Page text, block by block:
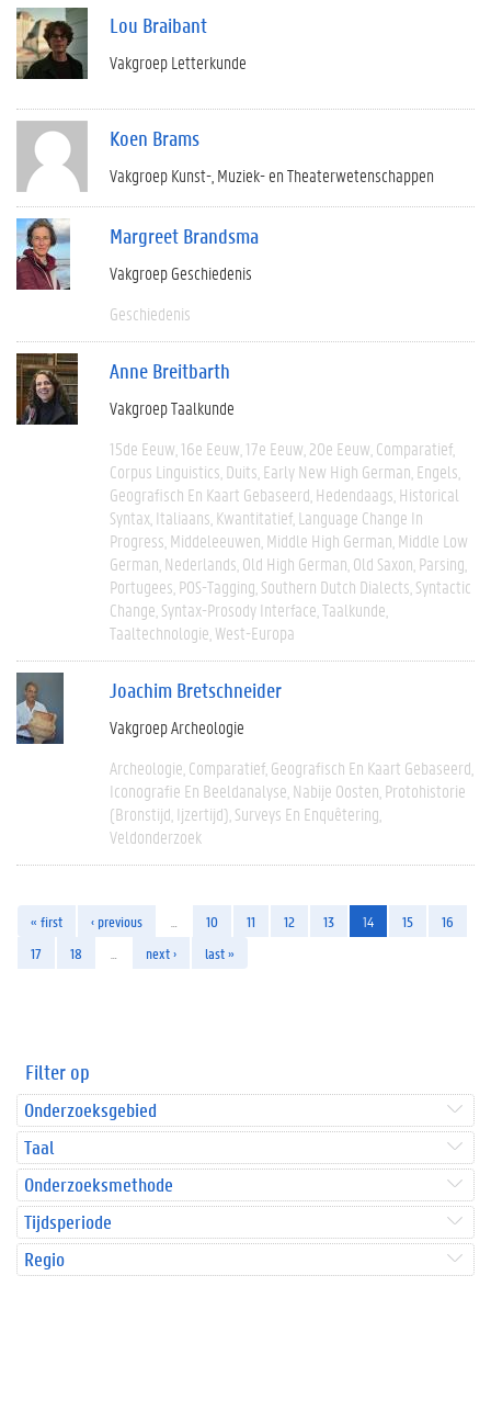
Lou Braibant
Vakgroep Letterkunde
Koen Brams
Vakgroep Kunst-, Muziek- en Theaterwetenschappen
Margreet Brandsma
Vakgroep Geschiedenis
Geschiedenis
Anne Breitbarth
Vakgroep Taalkunde
15de Eeuw 16e Eeuw 17e Eeuw 20e Eeuw Comparatief
Corpus Linguistics Duits Early New High German Engels
Geografisch En Kaart Gebaseerd Hedendaags Historical
Syntax Italiaans Kwantitatief Language Change In
Progress Middeleeuwen Middle High German Middle Low
German Nederlands Old High German Old Saxon Parsing
Portugees POS-Tagging Southern Dutch Dialects Syntactic
Change Syntax-Prosody Interface Taalkunde
Taaltechnologie West-Europa
Joachim Bretschneider
Vakgroep Archeologie
Archeologie Comparatief Geografisch En Kaart Gebaseerd
Iconografie En Beeldanalyse Nabije Oosten Protohistorie
(bronstijd, Ijzertijd) Surveys En Enquêtering
Veldonderzoek
« first ‹ previous 10 11 12 13 14 15
16
17
18 next › last »
Filter op
Onderzoeksgebied
Taal
Onderzoeksmethode
Tijdsperiode
Regio